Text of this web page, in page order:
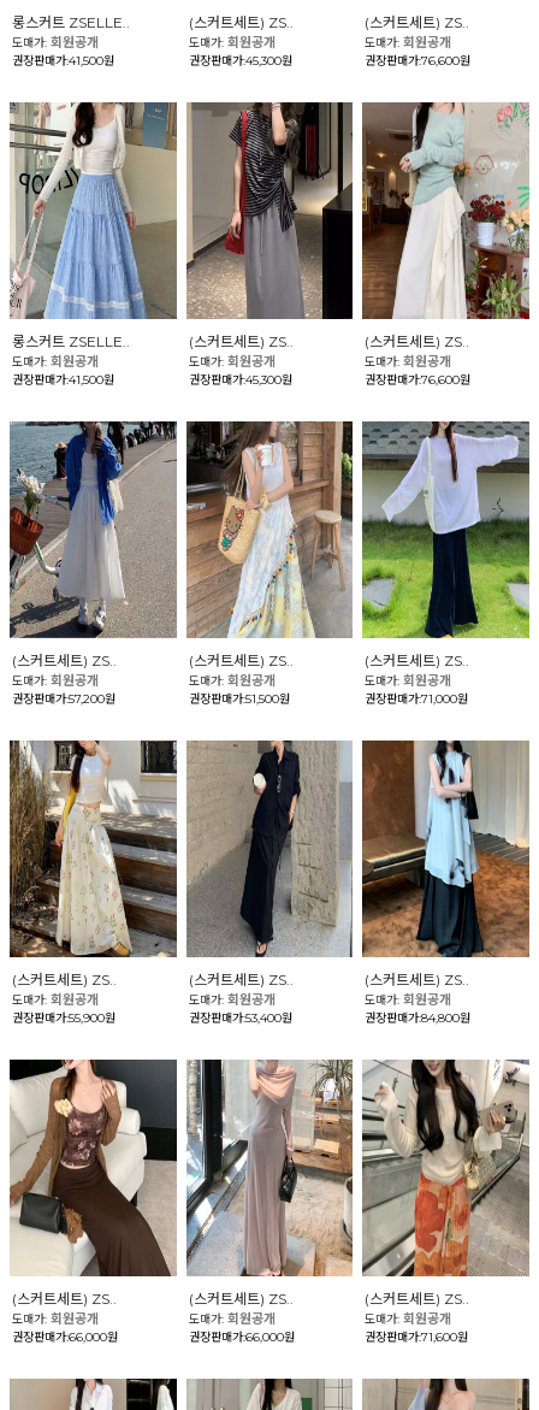
롱스커트 ZSELLE..
도매가: 회원공개
권장판매가:41,500원
(스커트세트) ZS..
도매가: 회원공개
권장판매가:45,300원
(스커트세트) ZS..
도매가:회원공개
권장판매가:76,600원
롱스커트 ZSELLE..
도매가: 회원공개
권장판매가:41,500원
(스커트세트) ZS..
도매가: 회원공개
권장판매가:45,300원
(스커트세트) ZS..
도매가:회원공개
권장판매가:76,600원
(스커트세트) ZS..
도매가: 회원공개
권장판매가:57,200원
(스커트세트) ZS..
도매가: 회원공개
권장판매가:51,500원
(스커트세트) ZS..
도매가:회원공개
권장판매가:71,000원
(스커트세트) ZS..
도매가: 회원공개
권장판매가:55,900원
(스커트세트) ZS..
도매가: 회원공개
권장판매가:53,400원
(스커트세트) ZS..
도매가:회원공개
권장판매가:84,800원
(스커트세트) ZS..
도매가: 회원공개
권장판매가:66,000원
(스커트세트) ZS..
도매가: 회원공개
권장판매가:66,000원
(스커트세트) ZS..
도매가:회원공개
권장판매가:71,600원